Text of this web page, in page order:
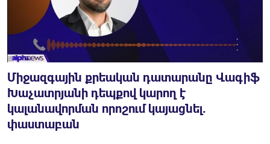
Միջազգային քրեական դատարանը Վագիֆ
Խաչատրյանի դեպքով կարող է
կալանավորման որոշում կայացնել.
փաստաբան